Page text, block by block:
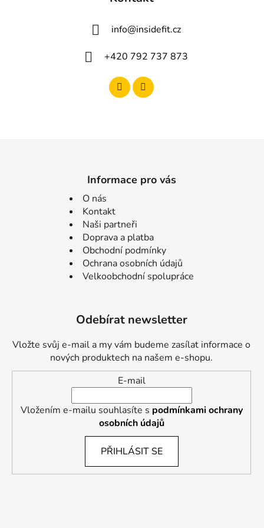
info@insidefit.cz
+420 792 737 873
Informace pro vás
O nás
Kontakt
Naši partneři
Doprava a platba
Obchodní podmínky
Ochrana osobních údajů
Velkoobchodní spolupráce
Odebírat newsletter
Vložte svůj e-mail a my vám budeme zasílat informace o
nových produktech na našem e-shopu.
E-mail
Vložením e-mailu souhlasíte s podmínkami ochrany
osobních údajů
PŘIHLÁSIT SE